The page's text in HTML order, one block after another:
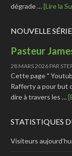
dégrade …[Lire la
NOUVELLE
Pasteur
28 MARS 2026 PAR
Cette page "
Rafferty a pour but
dire à travers les …
STATISTIQUES
Visiteurs